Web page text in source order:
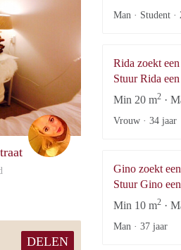
Sophie
DELEN
Man · Student ·
Rida zoekt een
Stuur Rida
Min 20 m2 ·
Vrouw · 34 jaar
Gino zoekt een
Stuur Gino
Min 10 m2 ·
Man · 37 jaar